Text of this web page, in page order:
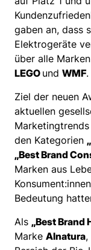
gaben an, dass
Elektrogeräte
über alle
LEGO und WMF.
Ziel der neuen
aktuellen
den Kategorien
„Best Brand
Marken aus
Bedeutung
Als „Best Brand
Marke Alnatura,